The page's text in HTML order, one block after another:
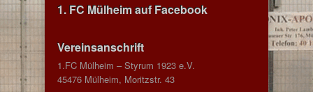
1. FC Mülheim auf Facebook
Vereinsanschrift
1.FC Mülheim – Styrum 1923 e.V.
45476 Mülheim, Moritzstr. 43